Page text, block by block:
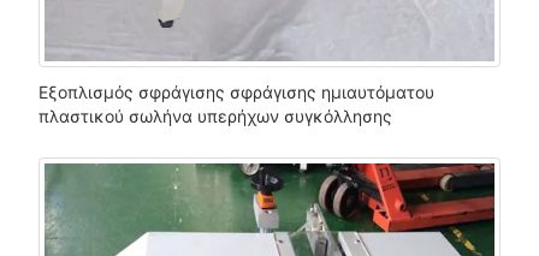
Εξοπλισμός σφράγισης σφράγισης ημιαυτόματου
πλαστικού σωλήνα υπερήχων συγκόλλησης